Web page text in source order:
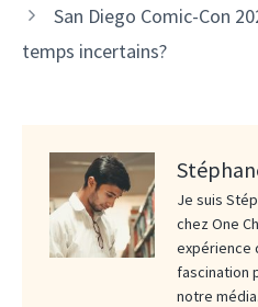
San Diego Comic-Con
temps incertains?
Je suis
chez One
expérience
fascination
notre